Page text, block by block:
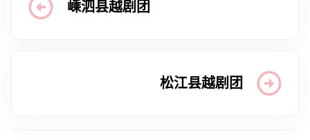
嵊泗县越剧团
松江县越剧团